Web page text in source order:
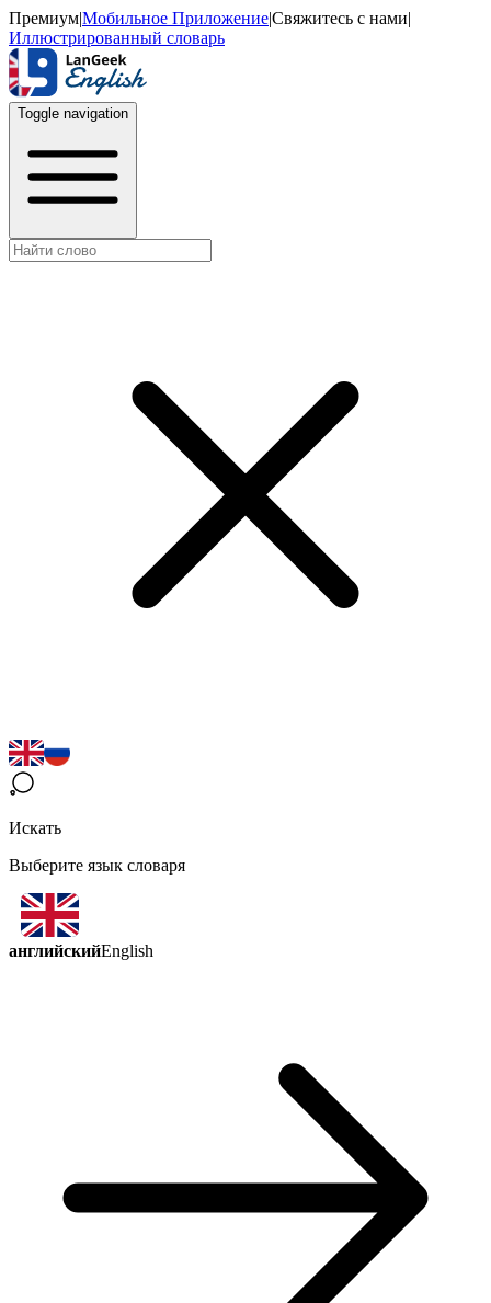
Премиум|Мобильное Приложение|Свяжитесь с нами|
Иллюстрированный словарь
Toggle navigation
Искать
Выберите язык словаря
английскийEnglish